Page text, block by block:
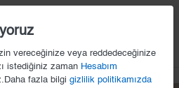
vereceğinize veya reddedeceğinize
istediğiniz zaman Hesabım
fazla bilgi gizlilik politikamızda